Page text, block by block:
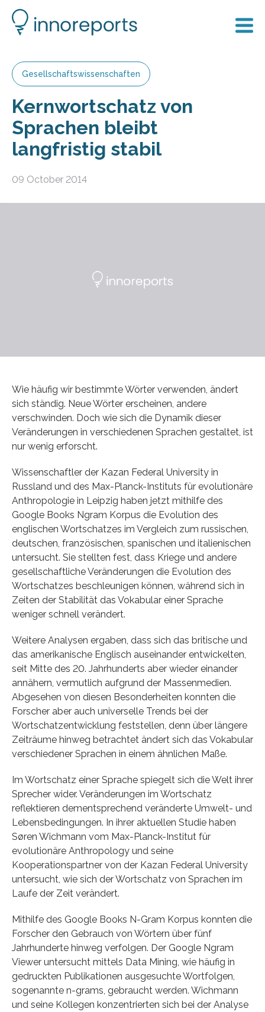
Gesellschaftswissenschaften
Kernwortschatz von
Sprachen bleibt
langfristig stabil
09 October 2014
Wie häufig wir bestimmte Wörter verwenden, ändert
sich ständig. Neue Wörter erscheinen, andere
verschwinden. Doch wie sich die Dynamik dieser
Veränderungen in verschiedenen Sprachen gestaltet, ist
nur wenig erforscht.
Wissenschaftler der Kazan Federal University in
Russland und des Max-Planck-Instituts für evolutionäre
Anthropologie in Leipzig haben jetzt mithilfe des
Google Books Ngram Korpus die Evolution des
englischen Wortschatzes im Vergleich zum russischen,
deutschen, französischen, spanischen und italienischen
untersucht. Sie stellten fest, dass Kriege und andere
gesellschaftliche Veränderungen die Evolution des
Wortschatzes beschleunigen können, während sich in
Zeiten der Stabilität das Vokabular einer Sprache
weniger schnell verändert.
Weitere Analysen ergaben, dass sich das britische und
das amerikanische Englisch auseinander entwickelten,
seit Mitte des 20. Jahrhunderts aber wieder einander
annähern, vermutlich aufgrund der Massenmedien.
Abgesehen von diesen Besonderheiten konnten die
Forscher aber auch universelle Trends bei der
Wortschatzentwicklung feststellen, denn über längere
Zeiträume hinweg betrachtet ändert sich das Vokabular
verschiedener Sprachen in einem ähnlichen Maße.
Im Wortschatz einer Sprache spiegelt sich die Welt ihrer
Sprecher wider. Veränderungen im Wortschatz
reflektieren dementsprechend veränderte Umwelt- und
Lebensbedingungen. In ihrer aktuellen Studie haben
Søren Wichmann vom Max-Planck-Institut für
evolutionäre Anthropology und seine
Kooperationspartner von der Kazan Federal University
untersucht, wie sich der Wortschatz von Sprachen im
Laufe der Zeit verändert.
Mithilfe des Google Books N-Gram Korpus konnten die
Forscher den Gebrauch von Wörtern über fünf
Jahrhunderte hinweg verfolgen. Der Google Ngram
Viewer untersucht mittels Data Mining, wie häufig in
gedruckten Publikationen ausgesuchte Wortfolgen,
sogenannte n-grams, gebraucht werden. Wichmann
und seine Kollegen konzentrierten sich bei der Analyse